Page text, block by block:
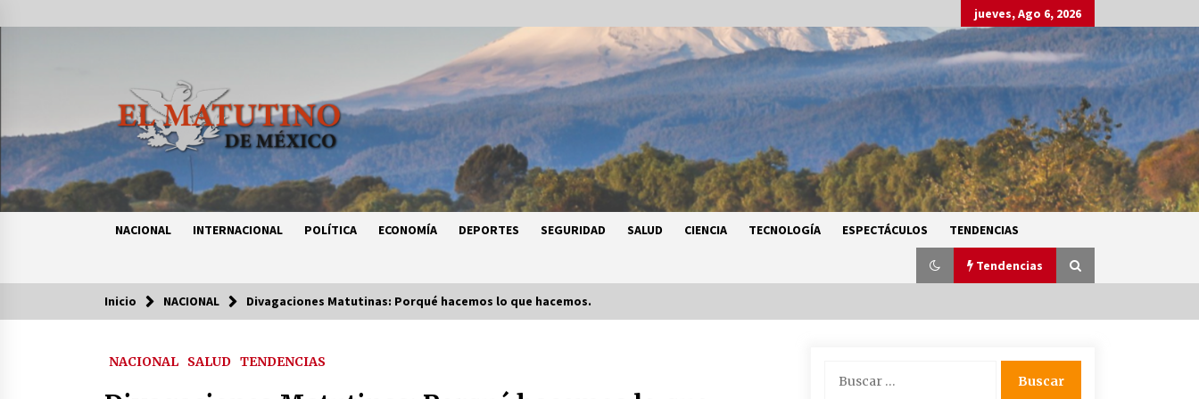
al
jueves, Ago 6, 2026
NACIONAL INTERNACIONAL POLÍTICA ECONOMÍA DEPORTES SEGURIDAD SALUD CIENCIA TECNOLOGÍA ESPECTÁCULOS TENDENCIAS
Tendencias
Tendencias
Certificado de Dafne Quintos revela
granizo y calor extremo en gran
Inicio NACIONAL Divagaciones Matutinas: Porqué hacemos lo que hacemos.
NACIONAL SALUD TENDENCIAS